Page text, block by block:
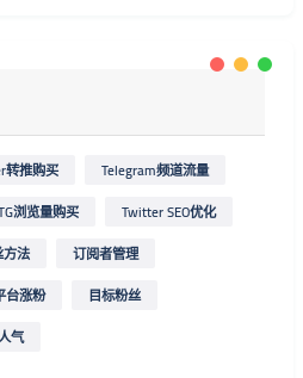
推购买
Telegram频道流量
浏览量购买
Twitter SEO优化
法
订阅者管理
台涨粉
目标粉丝
气